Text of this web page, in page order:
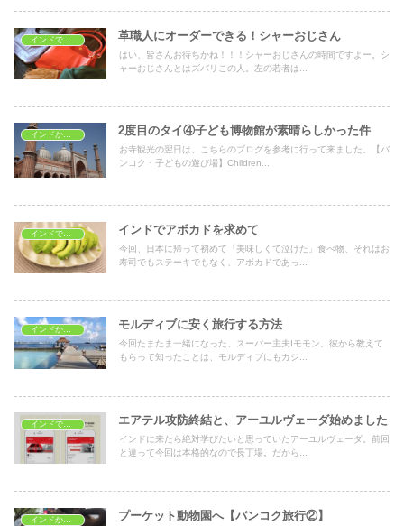
革職人にオーダーできる！シャーおじさん
はい、皆さんお待ちかね！！！シャーおじさんの時間ですよー。シ
ャーおじさんとはズバリこの人。左の若者は...
インドから海外旅行 2度目のタイ④子ども博物館が素晴らしかった件
お寺観光の翌日は、こちらのブログを参考に行って来ました。【バ
ンコク・子どもの遊び場】Children...
インドでアボカドを求めて
今回、日本に帰って初めて「美味しくて泣けた」食べ物、それはお
寿司でもステーキでもなく、アボカドであっ...
モルディブに安く旅行する方法
今回たまたま一緒になった、スーパー主夫Iモモン。彼から教えて
もらって知ったことは、モルディブにもカジ...
インドで学ぶ エアテル攻防終結と、アーユルヴェーダ始めました
インドに来たら絶対学びたいと思っていたアーユルヴェーダ。前回
と違って今回は本格的なので長丁場。だから...
プーケット動物園へ【バンコク旅行②】